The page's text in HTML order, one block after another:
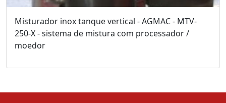
Misturador inox tanque vertical - AGMAC - MTV-
250-X - sistema de mistura com processador /
moedor